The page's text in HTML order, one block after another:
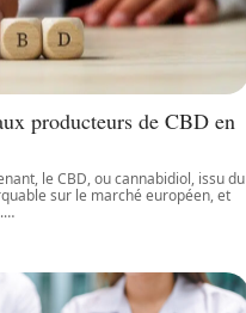
producteurs de CBD en
le CBD, ou cannabidiol, issu du
sur le marché européen, et
…